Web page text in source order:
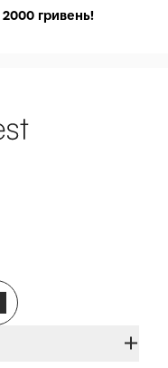
2000 гривень!